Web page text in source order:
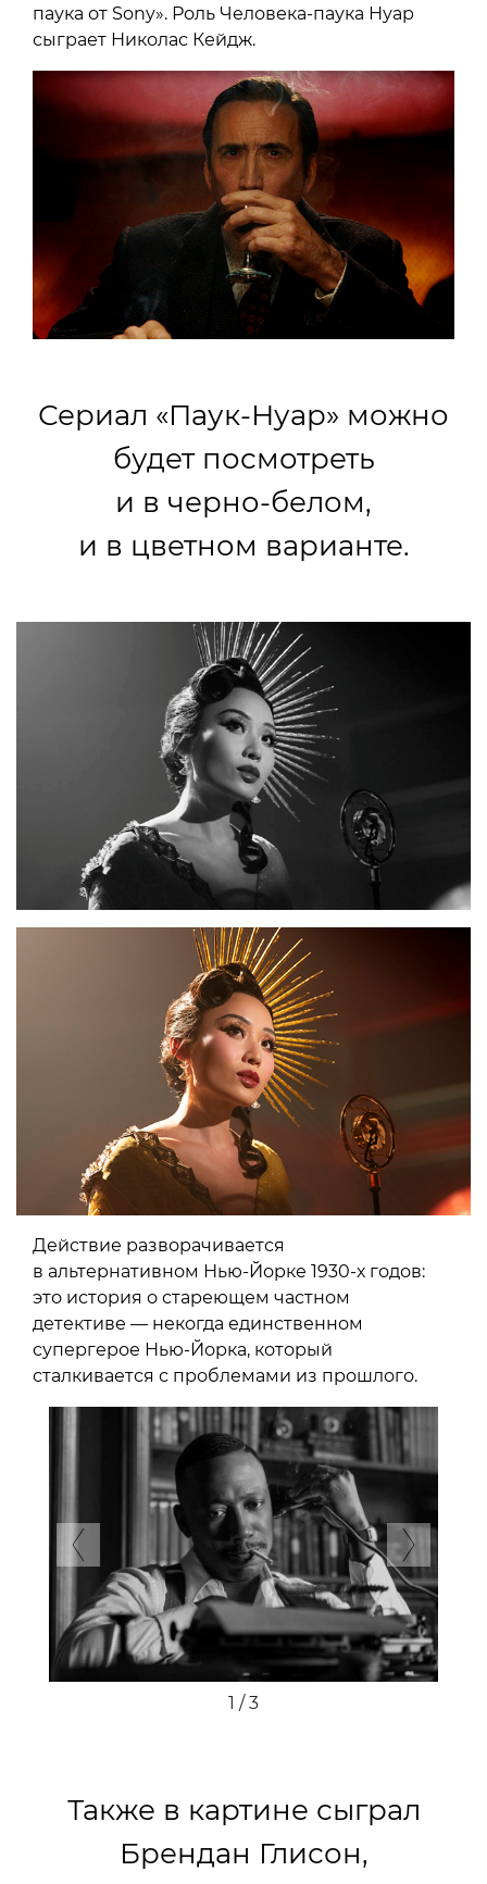
паука от Sony». Роль Человека-паука Нуар
сыграет Николас Кейдж.
Сериал «Паук-Нуар» можно
будет посмотреть
и в черно-белом,
и в цветном варианте.
Действие разворачивается
в альтернативном Нью-Йорке 1930-х годов:
это история о стареющем частном
детективе — некогда единственном
супергерое Нью-Йорка, который
сталкивается с проблемами из прошлого.
Next
1 / 3
Также в картине сыграл
Брендан Глисон,